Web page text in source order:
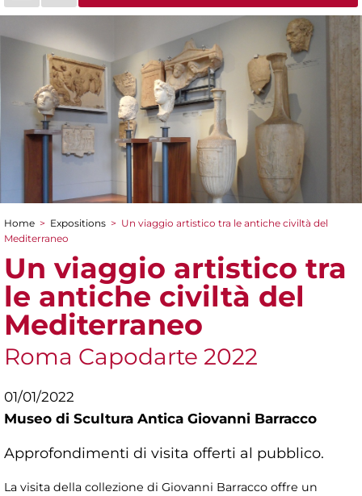
You are here
Home > Expositions > Un viaggio artistico tra le antiche civiltà del
Mediterraneo
Un viaggio artistico tra
le antiche civiltà del
Mediterraneo
Roma Capodarte 2022
01/01/2022
Museo di Scultura Antica Giovanni Barracco
Approfondimenti di visita offerti al pubblico.
La visita della collezione di Giovanni Barracco offre un